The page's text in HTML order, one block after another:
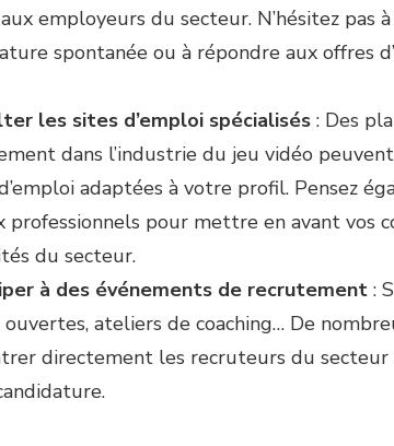
employeurs du secteur. N’hésitez pas
spontanée ou à répondre aux offres
les sites d’emploi spécialisés : Des
dans l’industrie du jeu vidéo
adaptées à votre profil. Pensez
professionnels pour mettre en avant vos
du secteur.
à des événements de recrutement :
ateliers de coaching… De
directement les recruteurs du